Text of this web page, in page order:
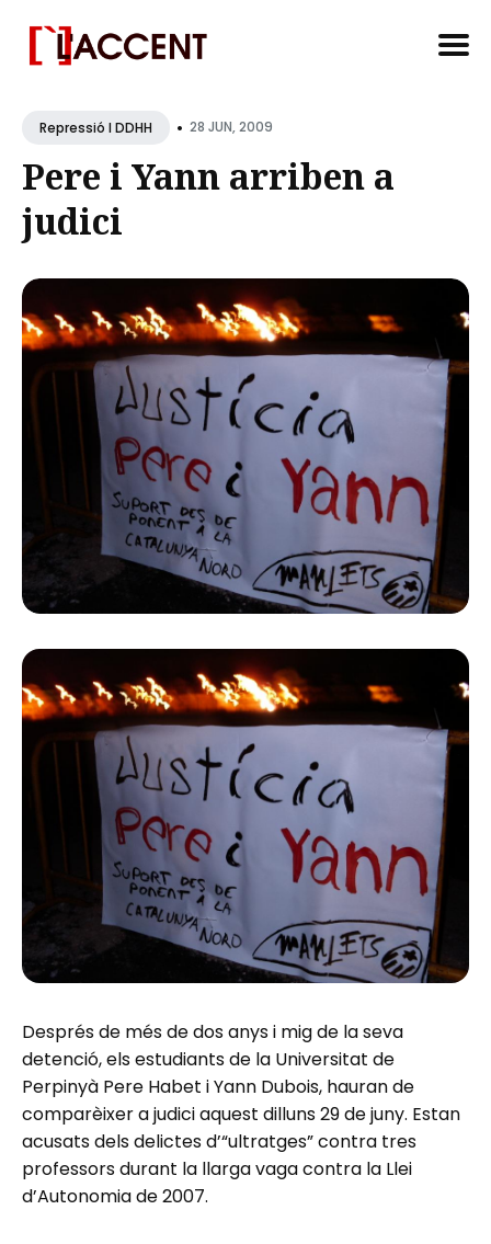
forRepressió I DDHH • 28 JUN, 2009
Pere i Yann arriben a
judici
Després de més de dos anys i mig de la seva
detenció, els estudiants de la Universitat de
Perpinyà Pere Habet i Yann Dubois, hauran de
comparèixer a judici aquest dilluns 29 de juny. Estan
acusats dels delictes d’“ultratges” contra tres
professors durant la llarga vaga contra la Llei
d’Autonomia de 2007.